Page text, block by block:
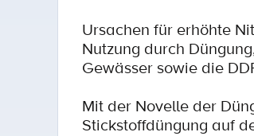
Ursachen für erhöhte
Nutzung durch
Gewässer sowie die
Mit der Novelle der
Stickstoffdüngung auf